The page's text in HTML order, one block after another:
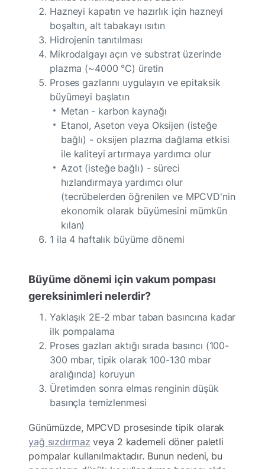
Hazneyi kapatın ve hazırlık için hazneyi
boşaltın, alt tabakayı ısıtın
Hidrojenin tanıtılması
Mikrodalgayı açın ve substrat üzerinde
plazma (~4000 °C) üretin
Proses gazlarını uygulayın ve epitaksik
büyümeyi başlatın
Metan - karbon kaynağı
Etanol, Aseton veya Oksijen (isteğe
bağlı) - oksijen plazma dağlama etkisi
ile kaliteyi artırmaya yardımcı olur
Azot (isteğe bağlı) - süreci
hızlandırmaya yardımcı olur
(tecrübelerden öğrenilen ve MPCVD'nin
ekonomik olarak büyümesini mümkün
kılan)
1 ila 4 haftalık büyüme dönemi
Büyüme dönemi için vakum pompası
gereksinimleri nelerdir?
Yaklaşık 2E-2 mbar taban basıncına kadar
ilk pompalama
Proses gazları aktığı sırada basıncı (100-
300 mbar, tipik olarak 100-130 mbar
aralığında) koruyun
Üretimden sonra elmas renginin düşük
basınçla temizlenmesi
Günümüzde, MPCVD prosesinde tipik olarak
yağ sızdırmaz veya 2 kademeli döner paletli
pompalar kullanılmaktadır. Bunun nedeni, bu